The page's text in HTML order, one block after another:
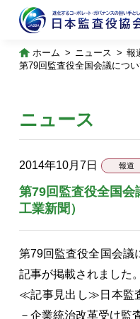
ホーム ニュース
報
第79回監査役全国会議につ
ニュース
2014年10月7日 報道
第79回監査役全国会
工業新聞）
第79回監査役全国会議
記事が掲載されました。
≪記事見出し≫日本監
－企業統治改革受け監